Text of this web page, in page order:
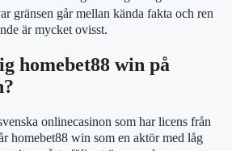
gränsen går mellan kända fakta och ren
är mycket ovisst.
homebet88 win på
onlinecasinon som har licens från
homebet88 win som en aktör med låg